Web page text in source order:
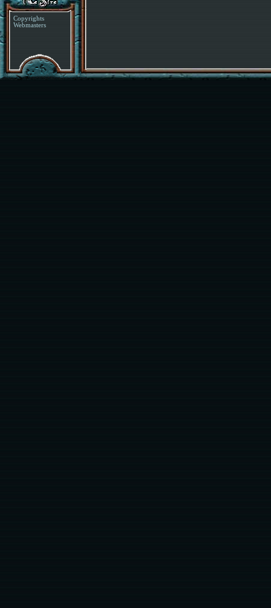
Copyrights
Webmasters